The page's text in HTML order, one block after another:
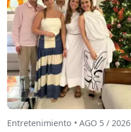
Entretenimiento • AGO 5 / 2026